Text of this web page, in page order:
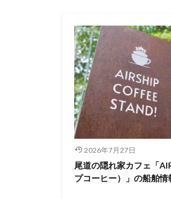
2026年7月27日
尾道の隠れ家カフェ「
プコーヒー）」の船舶情